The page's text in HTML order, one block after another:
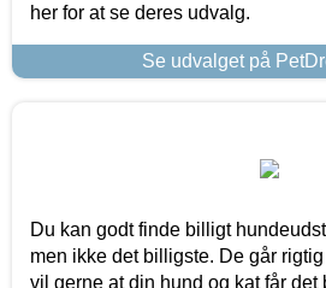
her for at se deres udvalg.
Se udvalget på
Du kan godt finde billigt
men ikke det billigste. De går
vil gerne at din hund og kat får det